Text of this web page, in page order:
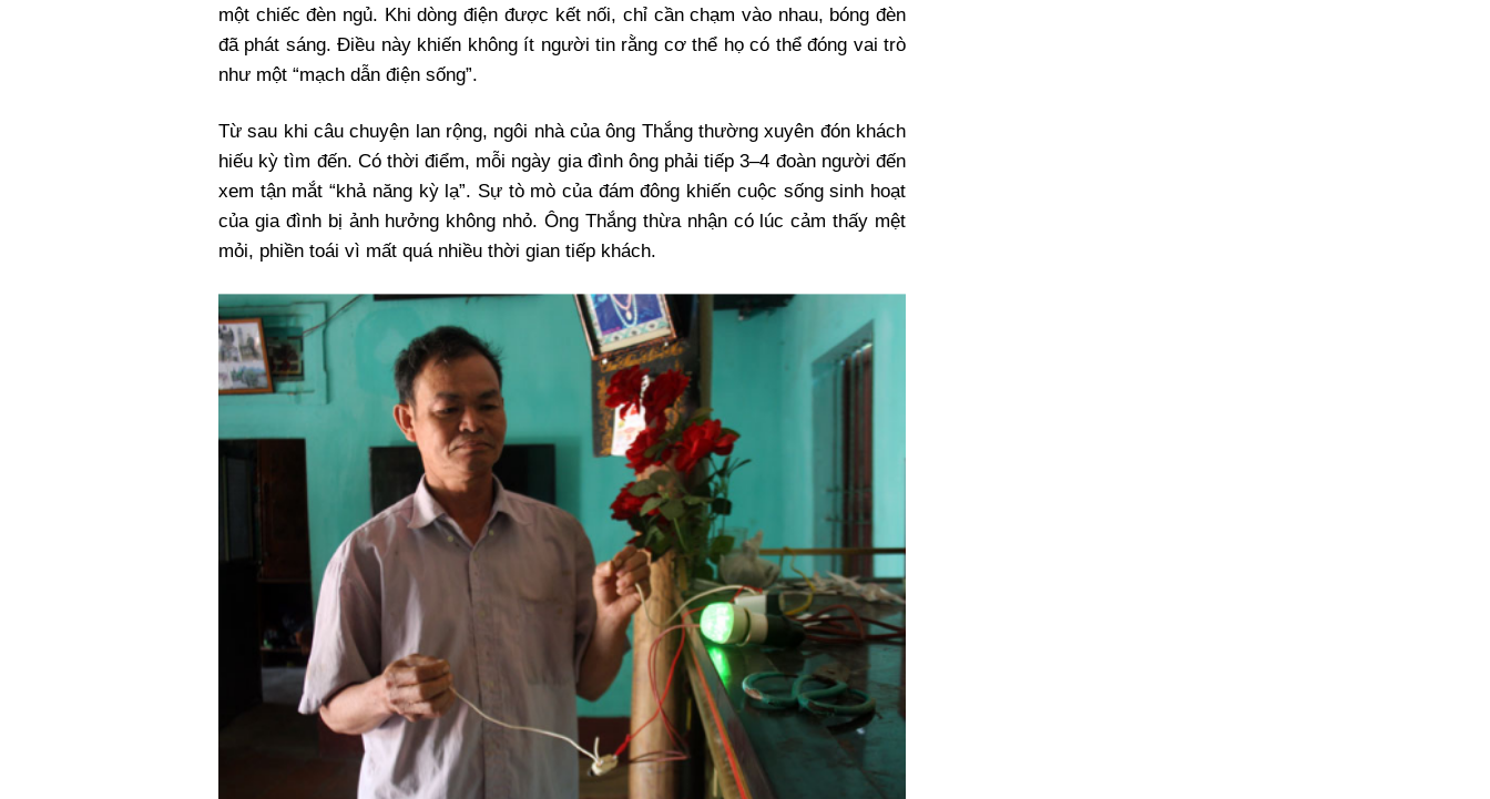
một chiếc đèn ngủ. Khi dòng điện được kết nối, chỉ cần chạm vào nhau, bóng đèn
đã phát sáng. Điều này khiến không ít người tin rằng cơ thể họ có thể đóng vai trò
như một “mạch dẫn điện sống”.
Từ sau khi câu chuyện lan rộng, ngôi nhà của ông Thắng thường xuyên đón khách
hiếu kỳ tìm đến. Có thời điểm, mỗi ngày gia đình ông phải tiếp 3–4 đoàn người đến
xem tận mắt “khả năng kỳ lạ”. Sự tò mò của đám đông khiến cuộc sống sinh hoạt
của gia đình bị ảnh hưởng không nhỏ. Ông Thắng thừa nhận có lúc cảm thấy mệt
mỏi, phiền toái vì mất quá nhiều thời gian tiếp khách.